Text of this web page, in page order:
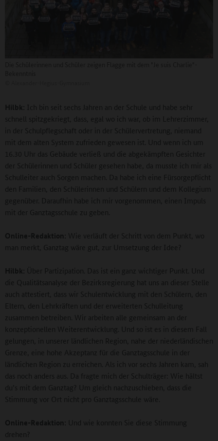
Hilbk: Ich bin seit sechs Jahren an der Schule und habe sehr
schnell spitzgekriegt, dass, egal wo ich war, ob im Lehrerzimmer,
in der Schulpflegschaft oder in der Schülervertretung, niemand
mit dem alten System zufrieden gewesen ist. Und wenn ich um
16.30 Uhr das Gebäude verließ und die abgekämpften Gesichter
der Schülerinnen und Schüler gesehen habe, da musste ich mir als
Schulleiter auch Sorgen machen. Da habe ich eine Fürsorgepflicht
den Familien, den Schülerinnen und Schülern und dem Kollegium
gegenüber. Daraufhin habe ich mir vorgenommen, einen Impuls
mit der Ganztagsschule zu geben.
Online-Redaktion: Wie verläuft der Schritt von dem Punkt, wo
man merkt, Ganztag wäre gut, zur Umsetzung der Idee?
Hilbk: Über Partizipation. Das ist ein ganz wichtiger Punkt. Und
die Qualitätsanalyse der Bezirksregierung hat uns an dieser Stelle
auch attestiert, dass wir Schulentwicklung mit den Schülern, den
Eltern, den Lehrkräften und der erweiterten Schulleitung
zusammen betreiben. Wir arbeiten alle gemeinsam an der
konzeptionellen Weiterentwicklung. Und so ist es in diesem Fall
gelungen, in unserer ländlichen Region, nahe der niederländischen
Grenze, eine hohe Akzeptanz für die Ganztagsschule in der
ländlichen Region zu erreichen. Als ich vor sechs Jahren kam, sah
das noch anders aus. Da fragte mich der Schulträger: Wie hältst
du’s mit dem Ganztag? Um gleich nachzuschieben, dass die
Stimmung vor Ort nicht pro Ganztagsschule wäre.
Online-Redaktion: Und wie konnten Sie diese Stimmung
drehen?